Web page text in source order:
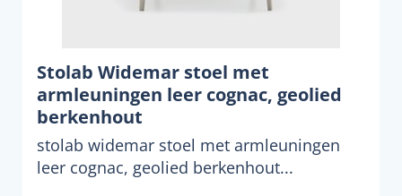
Stolab Widemar stoel met
armleuningen leer cognac, geolied
berkenhout
stolab widemar stoel met armleuningen
leer cognac, geolied berkenhout...